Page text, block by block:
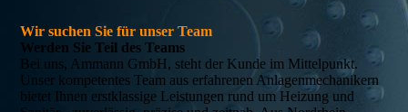
Wir suchen Sie für unser Team
Werden Sie Teil des Teams
Bei uns, Ammann GmbH, steht der Kunde im Mittelpunkt.
Unser kompetentes Team aus erfahrenen Anlagenmechanikern
bietet Ihnen erstklassige Leistungen rund um Heizung und